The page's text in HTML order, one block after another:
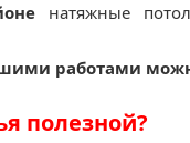
натяжные
работами
полезной?